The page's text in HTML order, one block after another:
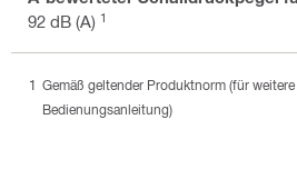
92 dB (A) 1
Gemäß geltender Produktnorm (für
Bedienungsanleitung)